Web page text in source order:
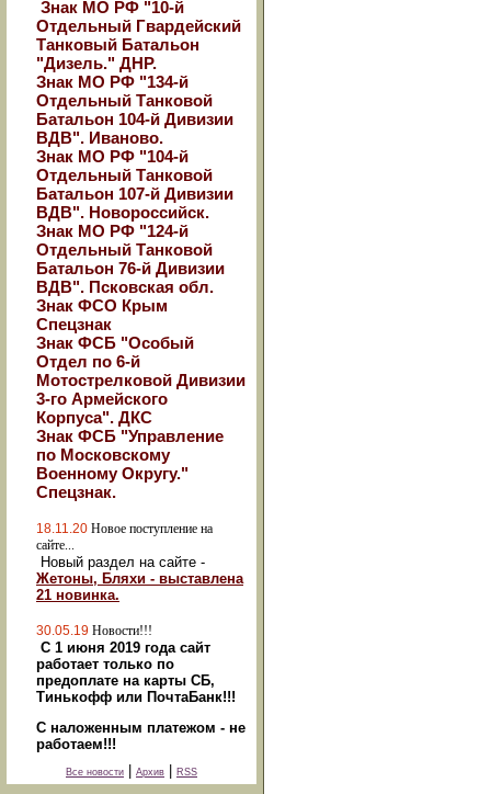
Знак МО РФ "10-й
Отдельный Гвардейский
Танковый Батальон
"Дизель." ДНР.
Знак МО РФ "134-й
Отдельный Танковой
Батальон 104-й Дивизии
ВДВ". Иваново.
Знак МО РФ "104-й
Отдельный Танковой
Батальон 107-й Дивизии
ВДВ". Новороссийск.
Знак МО РФ "124-й
Отдельный Танковой
Батальон 76-й Дивизии
ВДВ". Псковская обл.
Знак ФСО Крым
Спецзнак
Знак ФСБ "Особый
Отдел по 6-й
Мотострелковой Дивизии
3-го Армейского
Корпуса". ДКС
Знак ФСБ "Управление
по Московскому
Военному Округу."
Спецзнак.
18.11.20 Новое поступление на
сайте...
Новый раздел на сайте -
Жетоны, Бляхи - выставлена
21 новинка.
30.05.19 Новости!!!
С 1 июня 2019 года сайт
работает только по
предоплате на карты СБ,
Тинькофф или ПочтаБанк!!!
С наложенным платежом - не
работаем!!!
Все новости Архив RSS